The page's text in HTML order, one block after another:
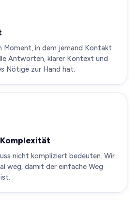
Moment, in dem jemand Kontakt
Antworten, klarer Kontext und
Nötige zur Hand hat.
nicht kompliziert bedeuten. Wir
weg, damit der einfache Weg